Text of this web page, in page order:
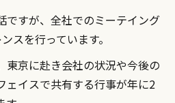
ですが、全社でのミーテイング
スを行っています。
東京に赴き会社の状況や今後の
ェイスで共有する行事が年に2